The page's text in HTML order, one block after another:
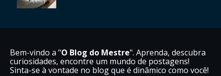
Bem-vindo a "O Blog do Mestre". Aprenda, descubra
curiosidades, encontre um mundo de postagens!
Sinta-se à vontade no blog que é dinâmico como você!